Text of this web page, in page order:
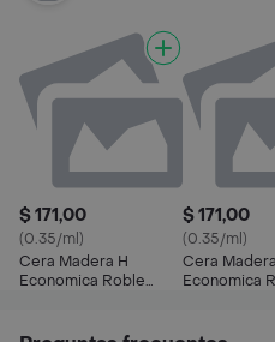
$ 171,00
(0.35/ml)
Cera Madera H
Economica Roble
$ 171,00
(0.35/ml)
Cera
Economica